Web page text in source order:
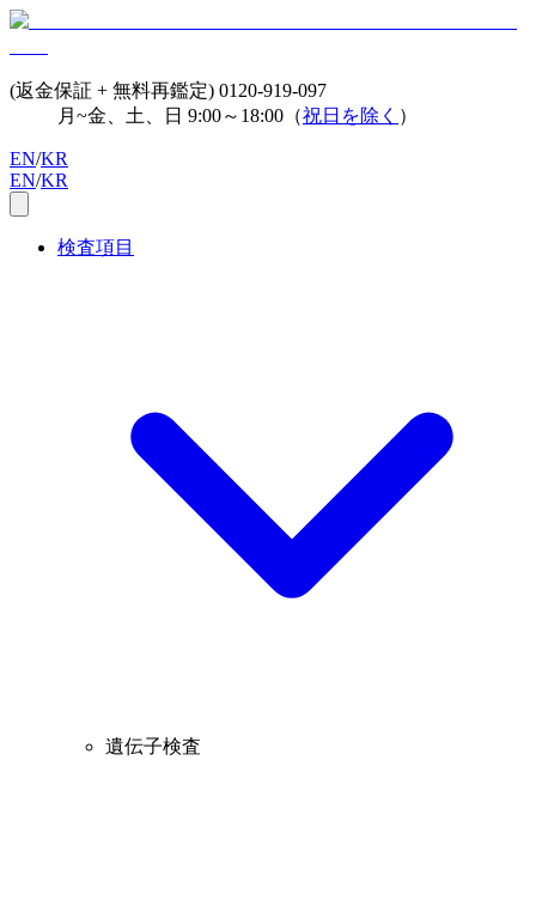
(返金保証 + 無料再鑑定) 0120-919-097
月~金、土、日 9:00～18:00（祝日を除く ）
EN/KR
EN/KR
検査項目
遺伝子検査